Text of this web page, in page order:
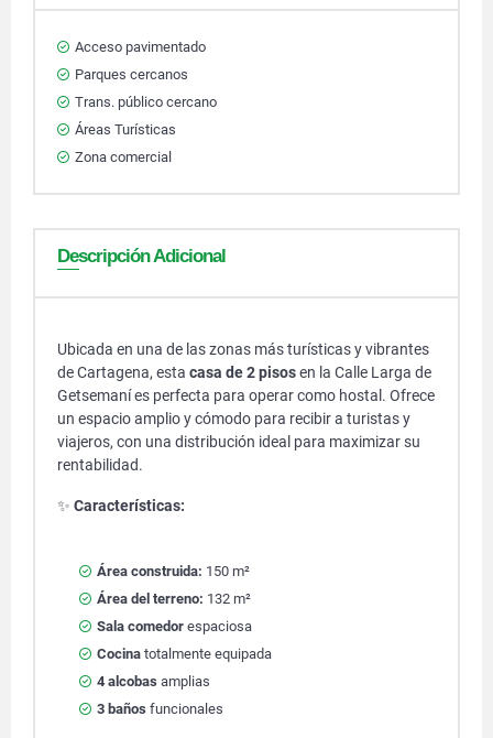
Acceso pavimentado
Parques cercanos
Trans. público cercano
Áreas Turísticas
Zona comercial
Descripción Adicional
Ubicada en una de las zonas más turísticas y vibrantes
de Cartagena, esta casa de 2 pisosen la Calle Larga de
Getsemaní es perfecta para operar como hostal. Ofrece
un espacio amplio y cómodo para recibir a turistas y
viajeros, con una distribución ideal para maximizar su
rentabilidad.
✨ Características:
Área construida: 150 m²
Área del terreno: 132 m²
Sala comedor espaciosa
Cocina totalmente equipada
4 alcobas amplias
3 baños funcionales